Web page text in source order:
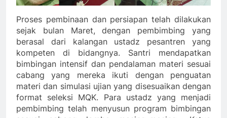
Proses pembinaan dan persiapan telah dilakukan
sejak bulan Maret, dengan pembimbing yang
berasal dari kalangan ustadz pesantren yang
kompeten di bidangnya. Santri mendapatkan
bimbingan intensif dan pendalaman materi sesuai
cabang yang mereka ikuti dengan penguatan
materi dan simulasi ujian yang disesuaikan dengan
format seleksi MQK. Para ustadz yang menjadi
pembimbing telah menyusun program bimbingan